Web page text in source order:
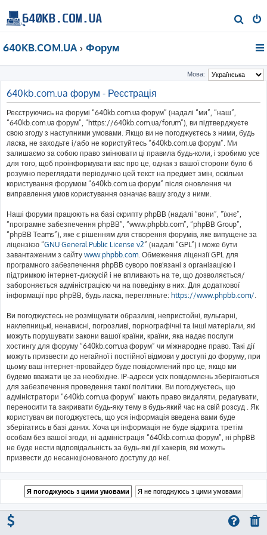
о
к
640KB.COM.UA Форум
Мова:
640kb.com.ua форум - Реєстрація
Реєструючись на форумі “640kb.com.ua форум” (надалі “ми”, “наш”,
“640kb.com.ua форум”, “https://640kb.com.ua/forum”), ви підтверджуєте
свою згоду з наступними умовами. Якщо ви не погоджуєтесь з ними, будь
ласка, не заходьте і/або не користуйтесь “640kb.com.ua форум”. Ми
залишаємо за собою право змінювати ці правила будь-коли, і зробимо усе
для того, щоб проінформувати вас про це, однак з вашої сторони було б
розумно переглядати періодично цей текст на предмет змін, оскільки
користування форумом “640kb.com.ua форум” після оновлення чи
виправлення умов користування означає вашу згоду з ними.
Наші форуми працюють на базі скрипту phpBB (надалі “вони”, “їхнє”,
“програмне забезпечення phpBB”, “www.phpbb.com”, “phpBB Group”,
“phpBB Teams”), яке є рішенням для створення форумів, яке випущене за
ліцензією “GNU General Public License v2” (надалі “GPL”) і може бути
завантаженим з сайту www.phpbb.com. Обмеження ліцензії GPL для
програмного забезпечення phpBB суворо пов'язані з організацією і
підтримкою інтернет-дискусій і не впливають на те, що дозволяється/
забороняється адміністрацією чи на поведінку в них. Для додаткової
інформації про phpBB, будь ласка, перегляньте: https://www.phpbb.com/.
Ви погоджуєтесь не розміщувати образливі, непристойні, вульгарні,
наклепницькі, ненависні, погрозливі, порнографічні та інші матеріали, які
можуть порушувати закони вашої країни, країни, яка надає послуги
хостингу для форуму “640kb.com.ua форум” чи міжнародне право. Такі дії
можуть призвести до негайної і постійної відмови у доступі до форуму, при
цьому ваш інтернет-провайдер буде повідомлений про це, якщо ми
будемо вважати це за необхідне. IP-адреси усіх повідомлень зберігаються
для забезпечення проведення такої політики. Ви погоджуєтесь, що
адміністратори “640kb.com.ua форум” мають право видаляти, редагувати,
переносити та закривати будь-яку тему в будь-який час на свій розсуд . Як
користувач ви погоджуєтесь, що уся інформація введена вами буде
зберігатись в базі даних. Хоча ця інформація не буде відкрита третім
особам без вашої згоди, ні адміністрація “640kb.com.ua форум”, ні phpBB
не буде нести відповідальність за будь-які дії хакерів, які можуть
призвести до несанкціонованого доступу до неї.